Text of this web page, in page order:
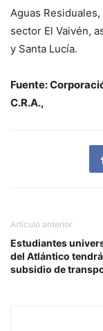
Aguas
sector El Vaivén,
y Santa Lucía.
Fuente:
C.R.A.,
Artículo anterior
Estudiantes
del Atlántico
subsidio de